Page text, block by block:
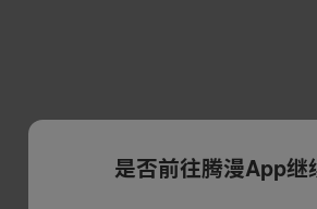
是否前往腾漫App继